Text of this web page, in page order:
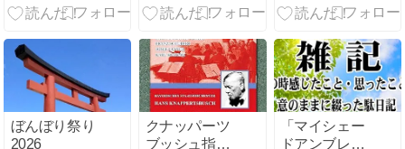
タンブラーは
の正体と最新
ション
ぼんぼり祭り
2026
クナッパーツ
ブッシュ指揮
「マイシェー
ドアンブレ